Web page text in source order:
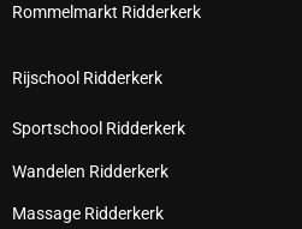
Rommelmarkt Ridderkerk
Rijschool Ridderkerk
Sportschool Ridderkerk
Wandelen Ridderkerk
Massage Ridderkerk